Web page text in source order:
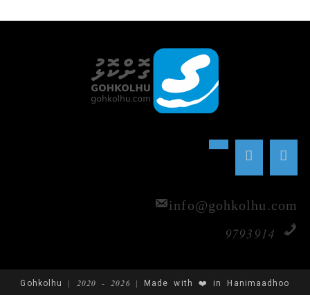
info@gohkolhu.com
Gohkolhu | 2020 - 2026 | Made with ❤️ in Hanimaadhoo